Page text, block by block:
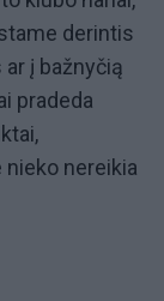
derintis
į bažnyčią
pradeda
nieko nereikia